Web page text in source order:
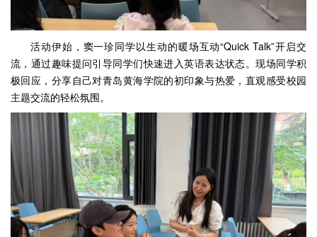
活动伊始，窦一珍同学以生动的暖场互动“Quick Talk”开启交
流，通过趣味提问引导同学们快速进入英语表达状态。现场同学积
极回应，分享自己对青岛黄海学院的初印象与热爱，直观感受校园
主题交流的轻松氛围。